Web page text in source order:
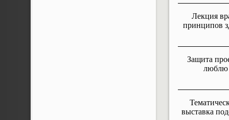
Лекция
принципов
Защита
люблю
выставка